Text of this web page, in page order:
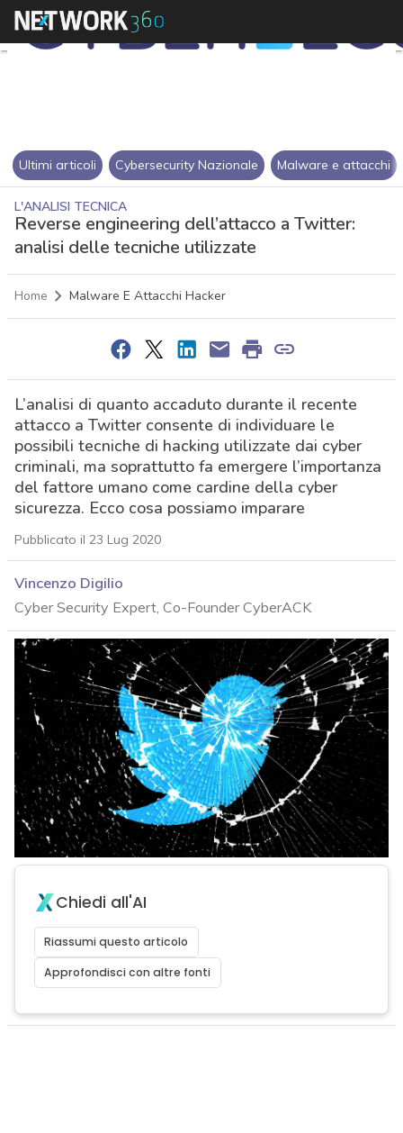
Ultimi articoli Cybersecurity Nazionale Malware e attacchi
L'ANALISI TECNICA
Reverse engineering dell’attacco a Twitter:
analisi delle tecniche utilizzate
Home Malware E Attacchi Hacker
L’analisi di quanto accaduto durante il recente
attacco a Twitter consente di individuare le
possibili tecniche di hacking utilizzate dai cyber
criminali, ma soprattutto fa emergere l’importanza
del fattore umano come cardine della cyber
sicurezza. Ecco cosa possiamo imparare
Pubblicato il 23 Lug 2020
Vincenzo Digilio
Cyber Security Expert, Co-Founder CyberACK
Chiedi all'AI
Riassumi questo articolo
Approfondisci con altre fonti